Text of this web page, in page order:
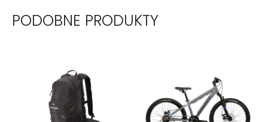
PODOBNE PRODUKTY